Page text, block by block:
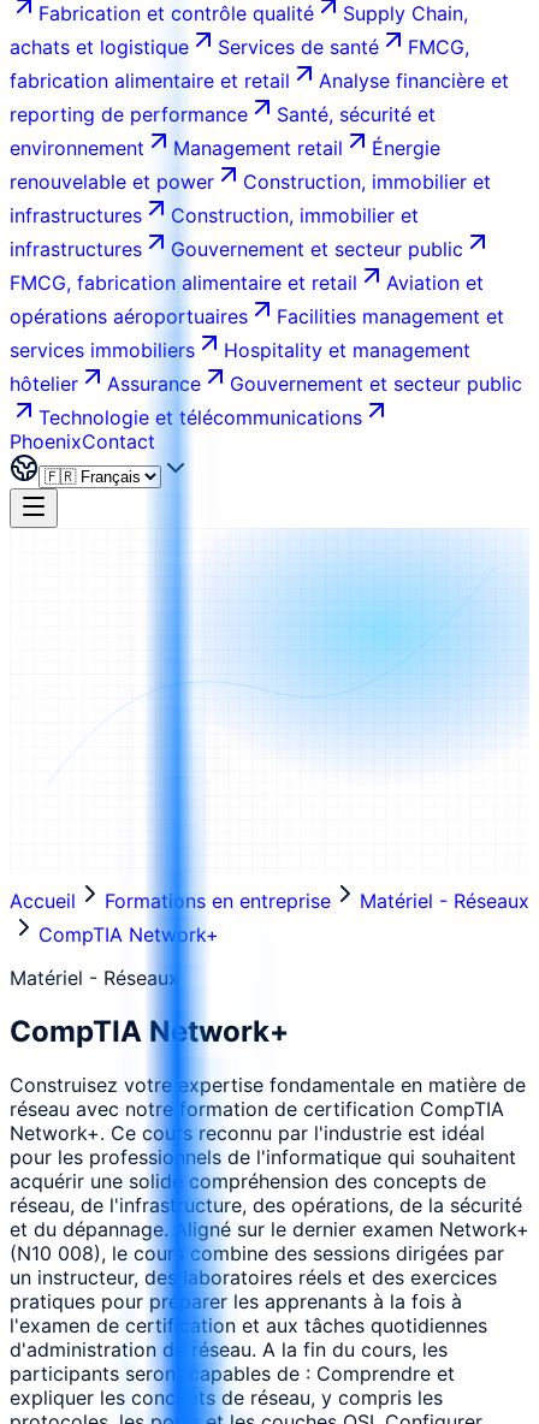
Fabrication et contrôle qualité
Supply Chain,
achats et logistique
Services de santé
FMCG,
fabrication alimentaire et retail
Analyse financière et
reporting de performance
Santé, sécurité et
environnement
Management retail
Énergie
renouvelable et power
Construction, immobilier et
infrastructures
Construction, immobilier et
infrastructures
Gouvernement et secteur public
FMCG, fabrication alimentaire et retail
Aviation et
opérations aéroportuaires
Facilities management et
services immobiliers
Hospitality et management
hôtelier
Assurance
Gouvernement et secteur public
Technologie et télécommunications
PhoenixContact
Accueil Formations en entreprise
Matériel - Réseaux
CompTIA Network+
Matériel - Réseaux
CompTIA Network+
Construisez votre expertise fondamentale en matière de
réseau avec notre formation de certification CompTIA
Network+. Ce cours reconnu par l'industrie est idéal
pour les professionnels de l'informatique qui souhaitent
acquérir une solide compréhension des concepts de
réseau, de l'infrastructure, des opérations, de la sécurité
et du dépannage. Aligné sur le dernier examen Network+
(N10 008), le cours combine des sessions dirigées par
un instructeur, des laboratoires réels et des exercices
pratiques pour préparer les apprenants à la fois à
l'examen de certification et aux tâches quotidiennes
d'administration de réseau. A la fin du cours, les
participants seront capables de : Comprendre et
expliquer les concepts de réseau, y compris les